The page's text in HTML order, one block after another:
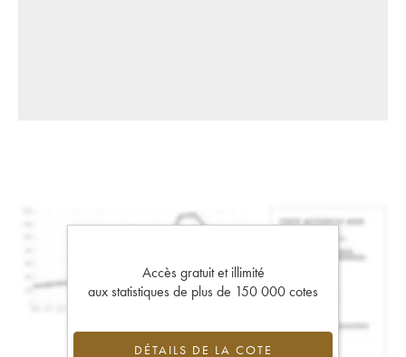
Accès gratuit et illimité
aux statistiques de plus de 150 000 cotes
DÉTAILS DE LA COTE